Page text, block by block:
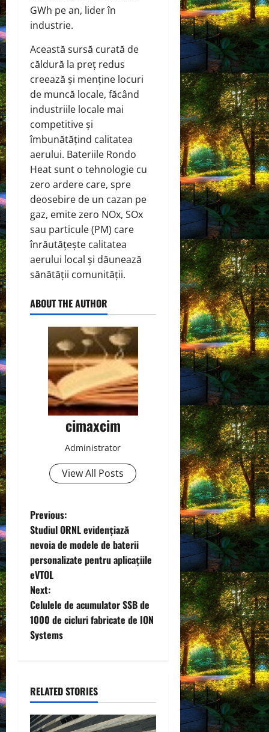
GWh pe an, lider în
industrie.
Această sursă curată de
căldură la preț redus
creează și menține locuri
de muncă locale, făcând
industriile locale mai
competitive și
îmbunătățind calitatea
aerului. Bateriile Rondo
Heat sunt o tehnologie cu
zero ardere care, spre
deosebire de un cazan pe
gaz, emite zero NOx, SOx
sau particule (PM) care
înrăutățește calitatea
aerului local și dăunează
sănătății comunității.
ABOUT THE AUTHOR
cimaxcim
Administrator
View All Posts
P
o
s
t
n
a
i
g
Previous:
Studiul ORNL evidențiază
nevoia de modele de baterii
personalizate pentru aplicațiile
eVTOL
Next:
Celulele de acumulator SSB de
1000 de cicluri fabricate de ION
Systems
RELATED STORIES